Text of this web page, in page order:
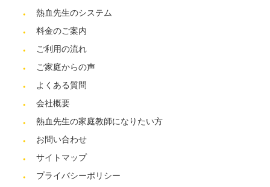
熱血先生のシステム
料金のご案内
ご利用の流れ
ご家庭からの声
よくある質問
会社概要
熱血先生の家庭教師になりたい方
お問い合わせ
サイトマップ
プライバシーポリシー